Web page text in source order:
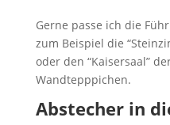
Gerne passe ich die
zum Beispiel die
oder den “Kaisersaal”
Wandtepppichen.
Abstecher in